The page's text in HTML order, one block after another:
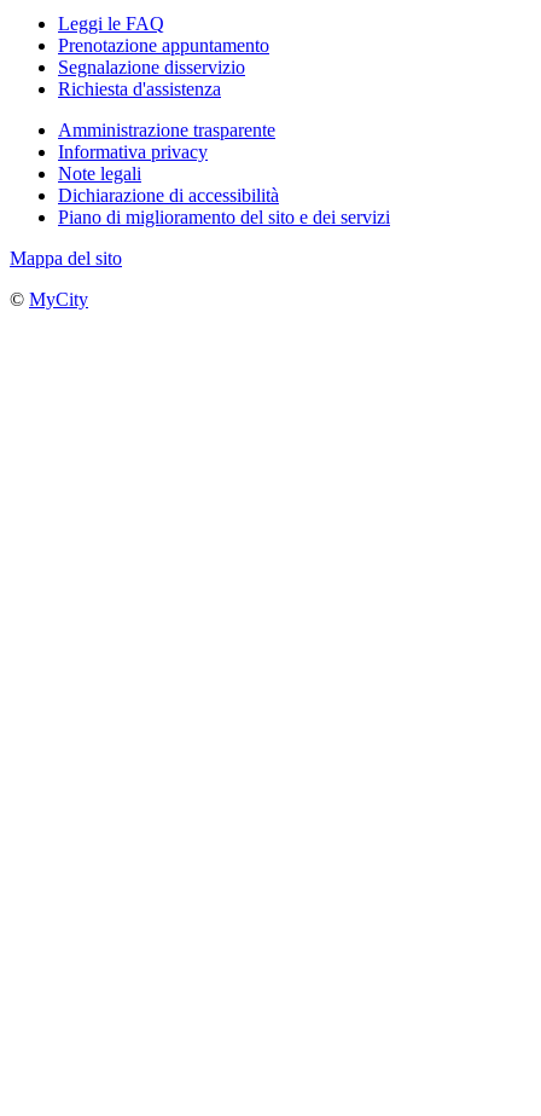
Leggi le FAQ
Prenotazione appuntamento
Segnalazione disservizio
Richiesta d'assistenza
Amministrazione trasparente
Informativa privacy
Note legali
Dichiarazione di accessibilità
Piano di miglioramento del sito e dei servizi
Mappa del sito
© MyCity